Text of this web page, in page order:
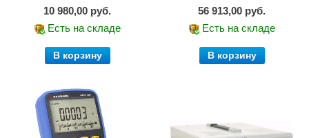
10 980,00 руб.
Есть на складе
В корзину
56 913,00 руб.
Есть на складе
В корзину